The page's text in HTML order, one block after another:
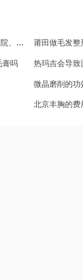
厦门正畸去哪家？厦门大学附属第一医院、中山医院、厦门市中医院整形科！ 莆田做毛发整
膏吗 热玛吉会导致
微晶磨削的功
北京丰胸的费